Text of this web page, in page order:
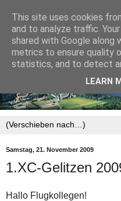
Samstag, 21. November 2009
1.XC-Gelitzen
Hallo Flugkollegen!
This site uses cookies
and to analyze traffic.
shared with Google along
metrics to ensure quality
statistics, and to detect
LEARN